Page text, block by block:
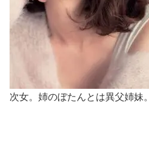
次女。姉のぼたんとは異父姉妹。